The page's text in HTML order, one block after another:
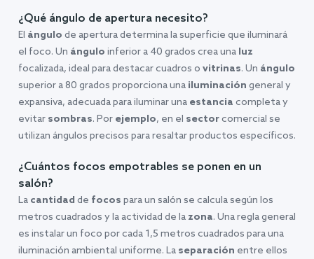
¿Qué ángulo de apertura necesito?
El ángulo de apertura determina la superficie que iluminará
el foco. Un ángulo inferior a 40 grados crea una luz
focalizada, ideal para destacar cuadros o vitrinas. Un ángulo
superior a 80 grados proporciona una iluminación general y
expansiva, adecuada para iluminar una estancia completa y
evitar sombras. Por ejemplo, en el sectorcomercial se
utilizan ángulos precisos para resaltar productos específicos.
¿Cuántos focos empotrables se ponen en un
salón?
La cantidad de focos para un salón se calcula según los
metros cuadrados y la actividad de la zona. Una regla general
es instalar un foco por cada 1,5 metros cuadrados para una
iluminación ambiental uniforme. La separación entre ellos